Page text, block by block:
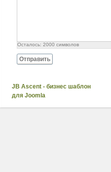
Осталось: 2000 символов
Отправить
JB Ascent - бизнес шаблон
для Joomla